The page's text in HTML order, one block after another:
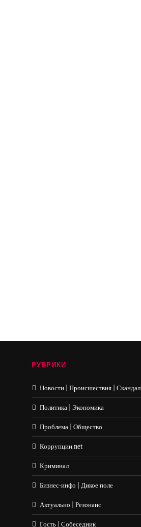
РУБРИКИ
Новости | Происшествия | Скандал
Политика | Экономика
Проблема | Общество
Коррупции.net
Криминал
Бизнес-инфо | Дикое поле
Актуально | Резонанс
Гость | Собеседник